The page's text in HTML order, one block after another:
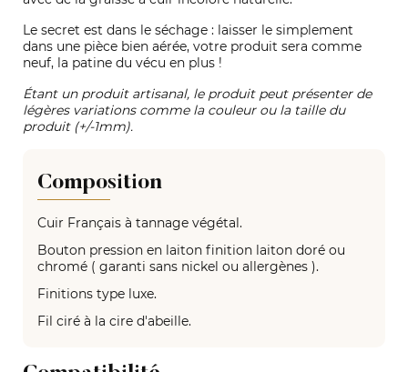
Le secret est dans le séchage : laisser le simplement
dans une pièce bien aérée, votre produit sera comme
neuf, la patine du vécu en plus !
Étant un produit artisanal, le produit peut présenter de
légères variations comme la couleur ou la taille du
produit (+/-1mm).
Composition
Cuir Français à tannage végétal.
Bouton pression en laiton finition laiton doré ou
chromé ( garanti sans nickel ou allergènes ).
Finitions type luxe.
Fil ciré à la cire d'abeille.